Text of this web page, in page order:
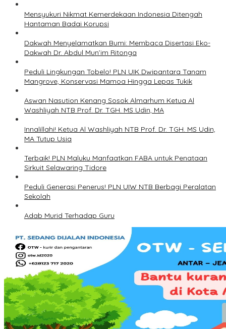
Mensyukuri Nikmat Kemerdekaan Indonesia Ditengah
Hantaman Badai Korupsi
Dakwah Menyelamatkan Bumi: Membaca Disertasi Eko-
Dakwah Dr. Abdul Mun’im Ritonga
Peduli Lingkungan Tobelo! PLN UIK Dwipantara Tanam
Mangrove, Konservasi Mamoa Hingga Lepas Tukik
Aswan Nasution Kenang Sosok Almarhum Ketua Al
Washliyah NTB Prof. Dr. TGH. MS Udin, MA
Innalillahi! Ketua Al Washliyah NTB Prof. Dr. TGH. MS Udin,
MA Tutup Usia
Terbaik! PLN Maluku Manfaatkan FABA untuk Penataan
Sirkuit Selawaring Tidore
Peduli Generasi Penerus! PLN UIW NTB Berbagi Peralatan
Sekolah
Adab Murid Terhadap Guru